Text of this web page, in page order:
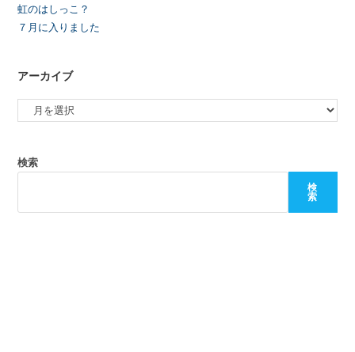
虹のはしっこ？
７月に入りました
アーカイブ
検索
検
索